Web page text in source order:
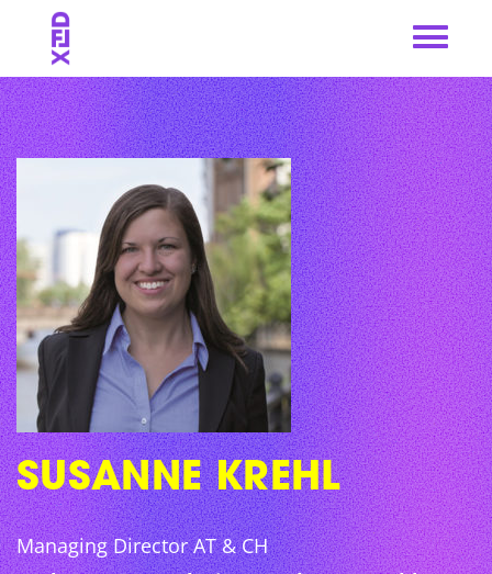
to
content
SUSANNE KREHL
Managing Director AT & CH